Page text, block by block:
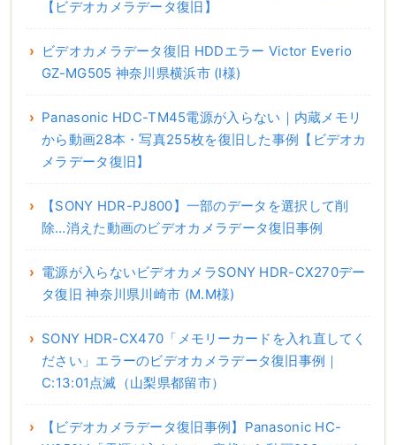
【ビデオカメラデータ復旧】
ビデオカメラデータ復旧 HDDエラー Victor Everio
GZ-MG505 神奈川県横浜市 (I様)
Panasonic HDC-TM45電源が入らない｜内蔵メモリ
から動画28本・写真255枚を復旧した事例【ビデオカ
メラデータ復旧】
【SONY HDR-PJ800】一部のデータを選択して削
除…消えた動画のビデオカメラデータ復旧事例
電源が入らないビデオカメラSONY HDR-CX270デー
タ復旧 神奈川県川崎市 (M.M様)
SONY HDR-CX470「メモリーカードを入れ直してく
ださい」エラーのビデオカメラデータ復旧事例｜
C:13:01点滅（山梨県都留市）
【ビデオカメラデータ復旧事例】Panasonic HC-